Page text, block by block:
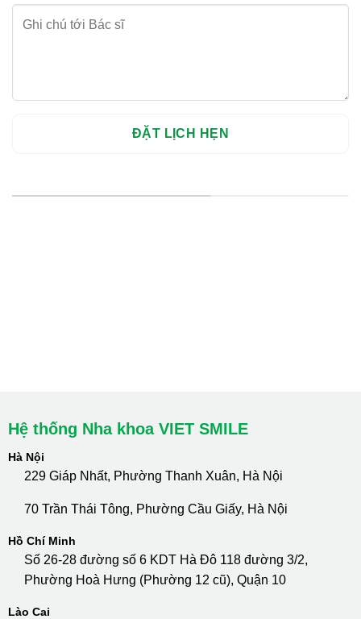
Hệ thống Nha khoa VIET SMILE
Hà Nội
229 Giáp Nhất, Phường Thanh Xuân, Hà Nội
70 Trần Thái Tông, Phường Cầu Giấy, Hà Nội
Hồ Chí Minh
Số 26-28 đường số 6 KDT Hà Đô 118 đường 3/2,
Phường Hoà Hưng (Phường 12 cũ), Quận 10
Lào Cai